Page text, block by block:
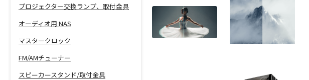
プロジェクター交換ランプ、取付金具
オーディオ用 NAS
マスタークロック
FM/AMチューナー
スピーカースタンド/取付金具